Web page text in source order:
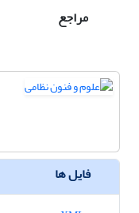
مراجع
فایل ها